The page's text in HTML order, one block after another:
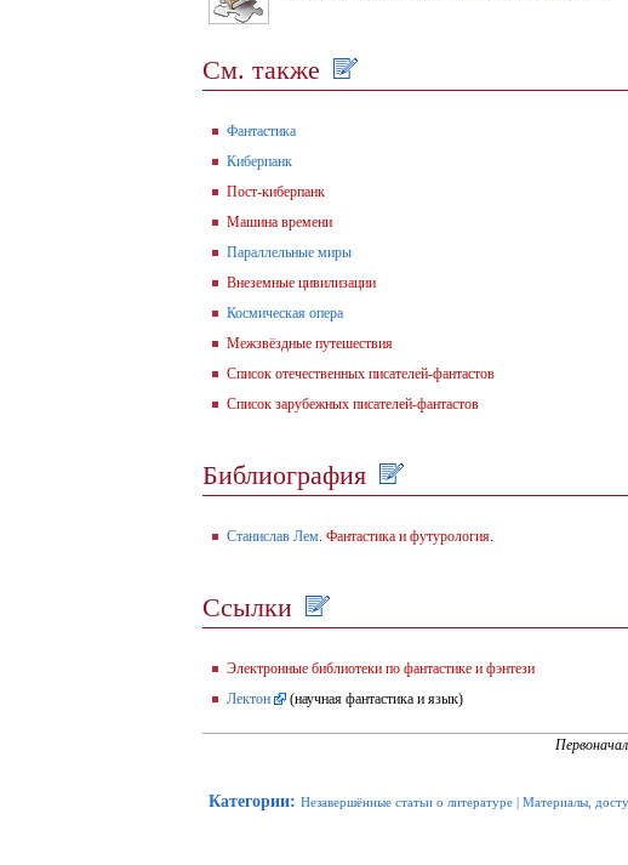
См. также
Фантастика
Киберпанк
Пост-киберпанк
Машина времени
Параллельные миры
Внеземные цивилизации
Космическая опера
Межзвёздные путешествия
Список отечественных писателей-фантастов
Список зарубежных писателей-фантастов
Библиография
Станислав Лем Фантастика и футурология
Ссылки
Электронные библиотеки по фантастике и фэнтези
Лектон
(научная фантастика и язык)
Категории: Незавершённые статьи о литературе Материалы,